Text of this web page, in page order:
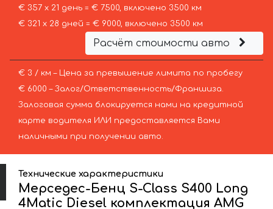
€ 357 х 21 день = € 7500, включено 3500 км
€ 321 х 28 дней = € 9000, включено 3500 км
Расчёт стоимости авто
€ 3 / км – Цена за превышение лимита по пробегу
€ 6000 – Залог/Ответственность/Франшиза.
Залоговая сумма блокируется нами на кредитной
карте водителя ИЛИ предоставляется Вами
наличными при получении авто.
Технические характеристики
Мерседес-Бенц S-Class S400 Long
4Matic Diesel комплектация AMG